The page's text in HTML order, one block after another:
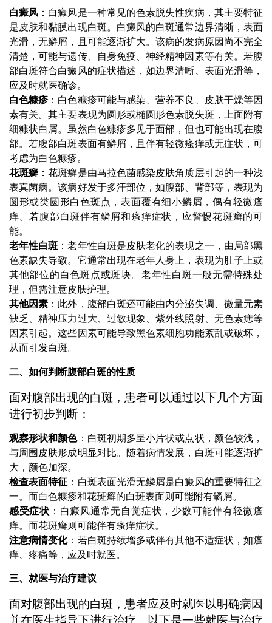
白癜风 ：白癜风是一种常见的色素脱失性疾病，其主要特征
是皮肤和黏膜出现白斑。白癜风的白斑通常边界清晰，表面
光滑，无鳞屑，且可能逐渐扩大。该病的发病原因尚不完全
清楚，可能与遗传、自身免疫、神经精神因素等有关。若腹
部白斑符合白癜风的症状描述，如边界清晰、表面光滑等，
应及时就医确诊。
白色糠疹：白色糠疹可能与感染、营养不良、皮肤干燥等因
素有关。其主要表现为圆形或椭圆形色素脱失斑，上面附有
细糠状白屑。虽然白色糠疹多见于面部，但也可能出现在腹
部。若腹部白斑表面有鳞屑，且伴有轻微瘙痒或无症状，可
考虑为白色糠疹。
花斑癣 ：花斑癣是由马拉色菌感染皮肤角质层引起的一种浅
表真菌病。该病好发于多汗部位，如腹部、背部等，表现为
圆形或类圆形白色斑点，表面覆有细小鳞屑，偶有轻微瘙
痒。若腹部白斑伴有鳞屑和瘙痒症状，应警惕花斑癣的可
能。
老年性白斑 ：老年性白斑是皮肤老化的表现之一，由局部黑
色素缺失导致。它通常出现在老年人身上，表现为肚子上或
其他部位的白色斑点或斑块。老年性白斑一般无需特殊处
理，但需注意皮肤护理。
其他因素 ：此外，腹部白斑还可能由内分泌失调、微量元素
缺乏、精神压力过大、过敏现象、紫外线照射、无色素痣等
因素引起。这些因素可能导致黑色素细胞功能紊乱或破坏，
从而引发白斑。
二、如何判断腹部白斑的性质
面对腹部出现的白斑，患者可以通过以下几个方面
进行初步判断：
观察形状和颜色：白斑初期多呈小片状或点状，颜色较浅，
与周围皮肤形成明显对比。随着病情发展，白斑可能逐渐扩
大，颜色加深。
检查表面特征 ：白斑表面光滑无鳞屑是白癜风的重要特征之
一。而白色糠疹和花斑癣的白斑表面则可能附有鳞屑。
感受症状 ：白癜风通常无自觉症状，少数可能伴有轻微瘙
痒。而花斑癣则可能伴有瘙痒症状。
注意病情变化：若白斑持续增多或伴有其他不适症状，如瘙
痒、疼痛等，应及时就医。
三、就医与治疗建议
面对腹部出现的白斑，患者应及时就医以明确病因
并在医生指导下进行治疗。以下是一些就医与治疗